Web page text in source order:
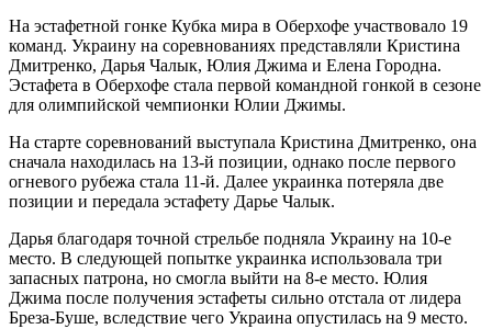
На эстафетной гонке Кубка мира в Оберхофе участвовало 19
команд. Украину на соревнованиях представляли Кристина
Дмитренко, Дарья Чалык, Юлия Джима и Елена Городна.
Эстафета в Оберхофе стала первой командной гонкой в сезоне
для олимпийской чемпионки Юлии Джимы.
На старте соревнований выступала Кристина Дмитренко, она
сначала находилась на 13-й позиции, однако после первого
огневого рубежа стала 11-й. Далее украинка потеряла две
позиции и передала эстафету Дарье Чалык.
Дарья благодаря точной стрельбе подняла Украину на 10-е
место. В следующей попытке украинка использовала три
запасных патрона, но смогла выйти на 8-е место. Юлия
Джима после получения эстафеты сильно отстала от лидера
Бреза-Буше, вследствие чего Украина опустилась на 9 место.